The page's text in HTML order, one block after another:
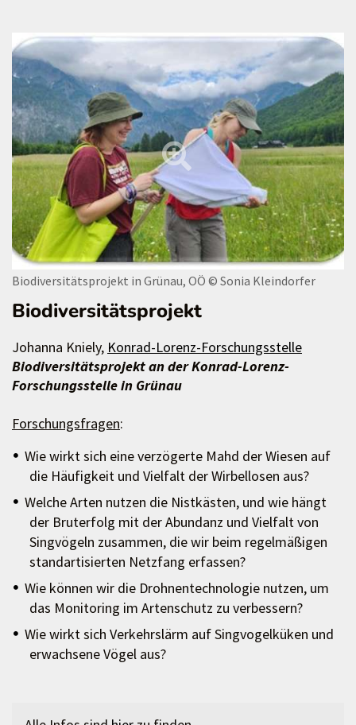
Biodiversitätsprojekt in Grünau, OÖ © Sonia Kleindorfer
Biodiversitätsprojekt
Johanna Kniely, Konrad-Lorenz-Forschungsstelle
Biodiversitätsprojekt an der Konrad-Lorenz-
Forschungsstelle in Grünau
Forschungsfragen:
Wie wirkt sich eine verzögerte Mahd der Wiesen auf
die Häufigkeit und Vielfalt der Wirbellosen aus?
Welche Arten nutzen die Nistkästen, und wie hängt
der Bruterfolg mit der Abundanz und Vielfalt von
Singvögeln zusammen, die wir beim regelmäßigen
standartisierten Netzfang erfassen?
Wie können wir die Drohnentechnologie nutzen, um
das Monitoring im Artenschutz zu verbessern?
Wie wirkt sich Verkehrslärm auf Singvogelküken und
erwachsene Vögel aus?